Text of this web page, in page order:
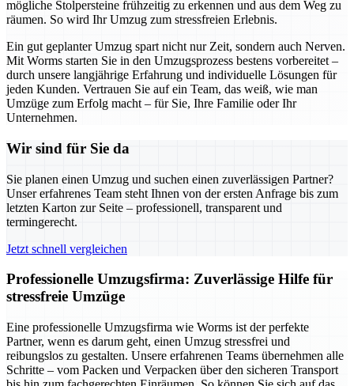
mögliche Stolpersteine frühzeitig zu erkennen und aus dem Weg zu
räumen. So wird Ihr Umzug zum stressfreien Erlebnis.
Ein gut geplanter Umzug spart nicht nur Zeit, sondern auch Nerven.
Mit Worms starten Sie in den Umzugsprozess bestens vorbereitet –
durch unsere langjährige Erfahrung und individuelle Lösungen für
jeden Kunden. Vertrauen Sie auf ein Team, das weiß, wie man
Umzüge zum Erfolg macht – für Sie, Ihre Familie oder Ihr
Unternehmen.
Wir sind für Sie da
Sie planen einen Umzug und suchen einen zuverlässigen Partner?
Unser erfahrenes Team steht Ihnen von der ersten Anfrage bis zum
letzten Karton zur Seite – professionell, transparent und
termingerecht.
Jetzt schnell vergleichen
Professionelle Umzugsfirma: Zuverlässige Hilfe für
stressfreie Umzüge
Eine professionelle Umzugsfirma wie Worms ist der perfekte
Partner, wenn es darum geht, einen Umzug stressfrei und
reibungslos zu gestalten. Unsere erfahrenen Teams übernehmen alle
Schritte – vom Packen und Verpacken über den sicheren Transport